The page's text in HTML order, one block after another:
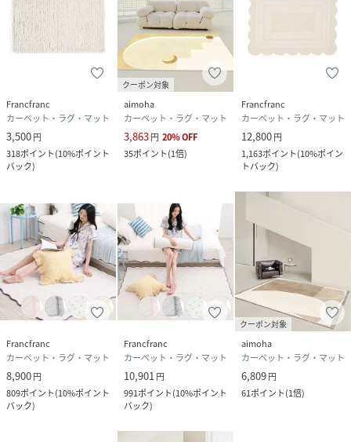
Francfranc
カーペット・ラグ・マット
3,500円
318ポイント(10%ポイント
バック)
クーポン対象
aimoha
カーペット・ラグ・マット
3,863円 20%OFF
35ポイント(1倍)
Francfranc
カーペット・ラグ・マット
12,800円
1,163ポイント(10%ポイン
トバック)
Francfranc
カーペット・ラグ・マット
8,900円
809ポイント(10%ポイント
バック)
Francfranc
カーペット・ラグ・マット
10,901円
991ポイント(10%ポイント
バック)
クーポン対象
aimoha
カーペット・ラグ・マット
6,809円
61ポイント(1倍)